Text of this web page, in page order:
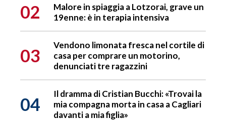
02
Malore in spiaggia a Lotzorai, grave un
19enne: è in terapia intensiva
03
Vendono limonata fresca nel cortile di
casa per comprare un motorino,
denunciati tre ragazzini
04
Il dramma di Cristian Bucchi: «Trovai la
mia compagna morta in casa a Cagliari
davanti a mia figlia»